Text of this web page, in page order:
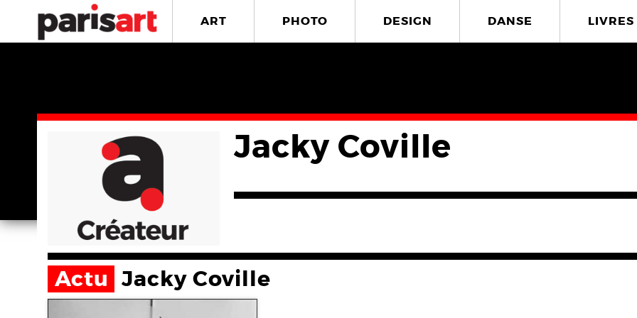
ART PHOTO DESIGN DANSE LIVRES
Jacky Coville
Actu Jacky Coville